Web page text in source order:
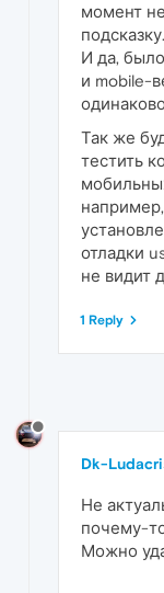
момент
подсказку.
И да,
и mobile-
Так же
тестить
отладки
не видит
1 Reply
Dk-
Не
почему-
Можно